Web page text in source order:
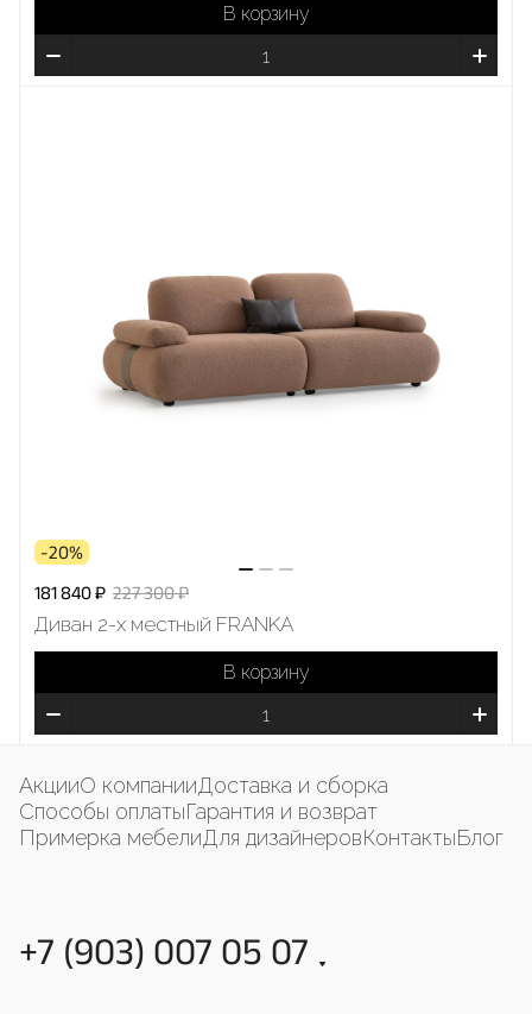
В корзину
-20%
181 840 ₽ 227 300 ₽
Диван 2-х местный FRANKA
В корзину
АкцииО компанииДоставка и сборка
Способы оплатыГарантия и возврат
Примерка мебелиДля дизайнеровКонтактыБлог
+7 (903) 007 05 07